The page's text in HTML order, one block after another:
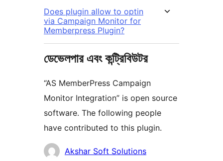
Does plugin allow to optin
via Campaign Monitor for
Memberpress Plugin?
ডেভেলপার এবং কন্ট্রিবিউটর
“AS MemberPress Campaign
Monitor Integration” is open source
software. The following people
have contributed to this plugin.
কন্ট্রিবিউটরAkshar Soft Solutions